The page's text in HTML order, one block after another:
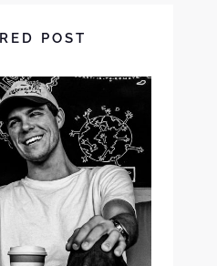
POST